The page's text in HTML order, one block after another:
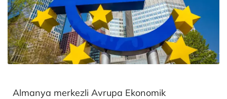
Almanya merkezli Avrupa Ekonomik